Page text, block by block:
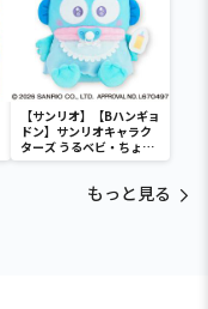
【サンリオ】【Bハンギョ
ドン】サンリオキャラク
ターズ うるベビ・ちょい
デカドール
もっと見る